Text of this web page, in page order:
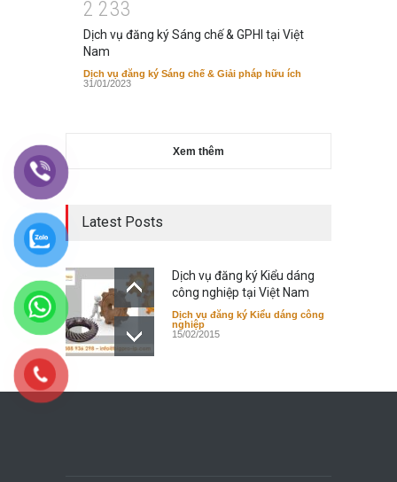
2 233
Dịch vụ đăng ký Sáng chế & GPHI tại Việt
Nam
Dịch vụ đăng ký Sáng chế & Giải pháp hữu ích
31/01/2023
Xem thêm
Latest Posts
Dịch vụ đăng ký Kiểu dáng
công nghiệp tại Việt Nam
Dịch vụ đăng ký Kiểu dáng công
nghiệp
15/02/2015